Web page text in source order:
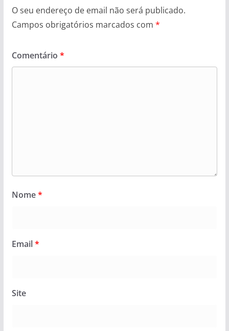
O seu endereço de email não será publicado.
Campos obrigatórios marcados com *
Comentário *
Nome*
Email*
Site